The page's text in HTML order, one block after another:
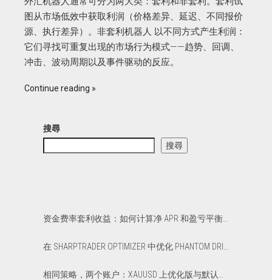
图从市场低效中获取利润（价格差异、延迟、不同报价
源、执行差异）。非套利机器人 以不同方式产生利润：
它们寻找可重复出现的市场行为模式——趋势、回调、
冲击、波动周期以及事件驱动的反应。
Continue reading
搜尋
搜尋